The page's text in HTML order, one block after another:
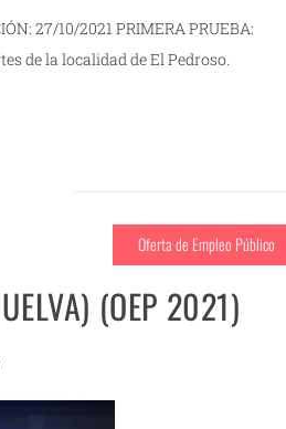
27/10/2021 PRIMERA PRUEBA:
de la localidad de El Pedroso.
Oferta de Empleo Público
(OEP 2021)